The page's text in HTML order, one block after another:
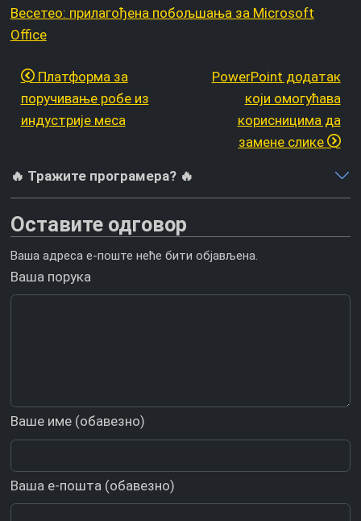
Весетео: прилагођена побољшања за Microsoft
Office
Платформа за
поручивање робе из
индустрије меса
PowerPoint додатак
који омогућава
корисницима да
замене слике
🔥 Тражите програмера? 🔥
Оставите одговор
Ваша адреса е-поште неће бити објављена.
Ваша порука
Ваше име (обавезно)
Ваша е-пошта (обавезно)